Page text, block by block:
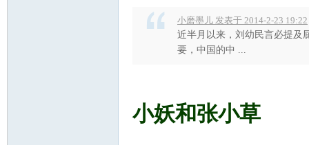
小磨墨儿 发表于 2014-2-23 19:22
近半月以来，刘幼民言必提
要，中国的中 ...
小妖和张小草